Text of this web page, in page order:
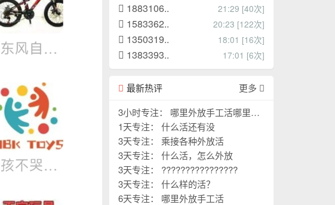
1883106.. 21:29 [40次]
1583362.. 20:23 [122次]
1350319.. 18:01 [16次]
1383393.. 17:01 [6次]
最新热评
更多
3小时专注： 哪里外放手工活哪里外
放手工活
1天专注： 什么活还有没
3天专注： 乘接各种外放活
3天专注： 什么活，怎么外放
3天专注： ????????????????
3天专注： 什么样的活？
6天专注： 哪里外放手工活